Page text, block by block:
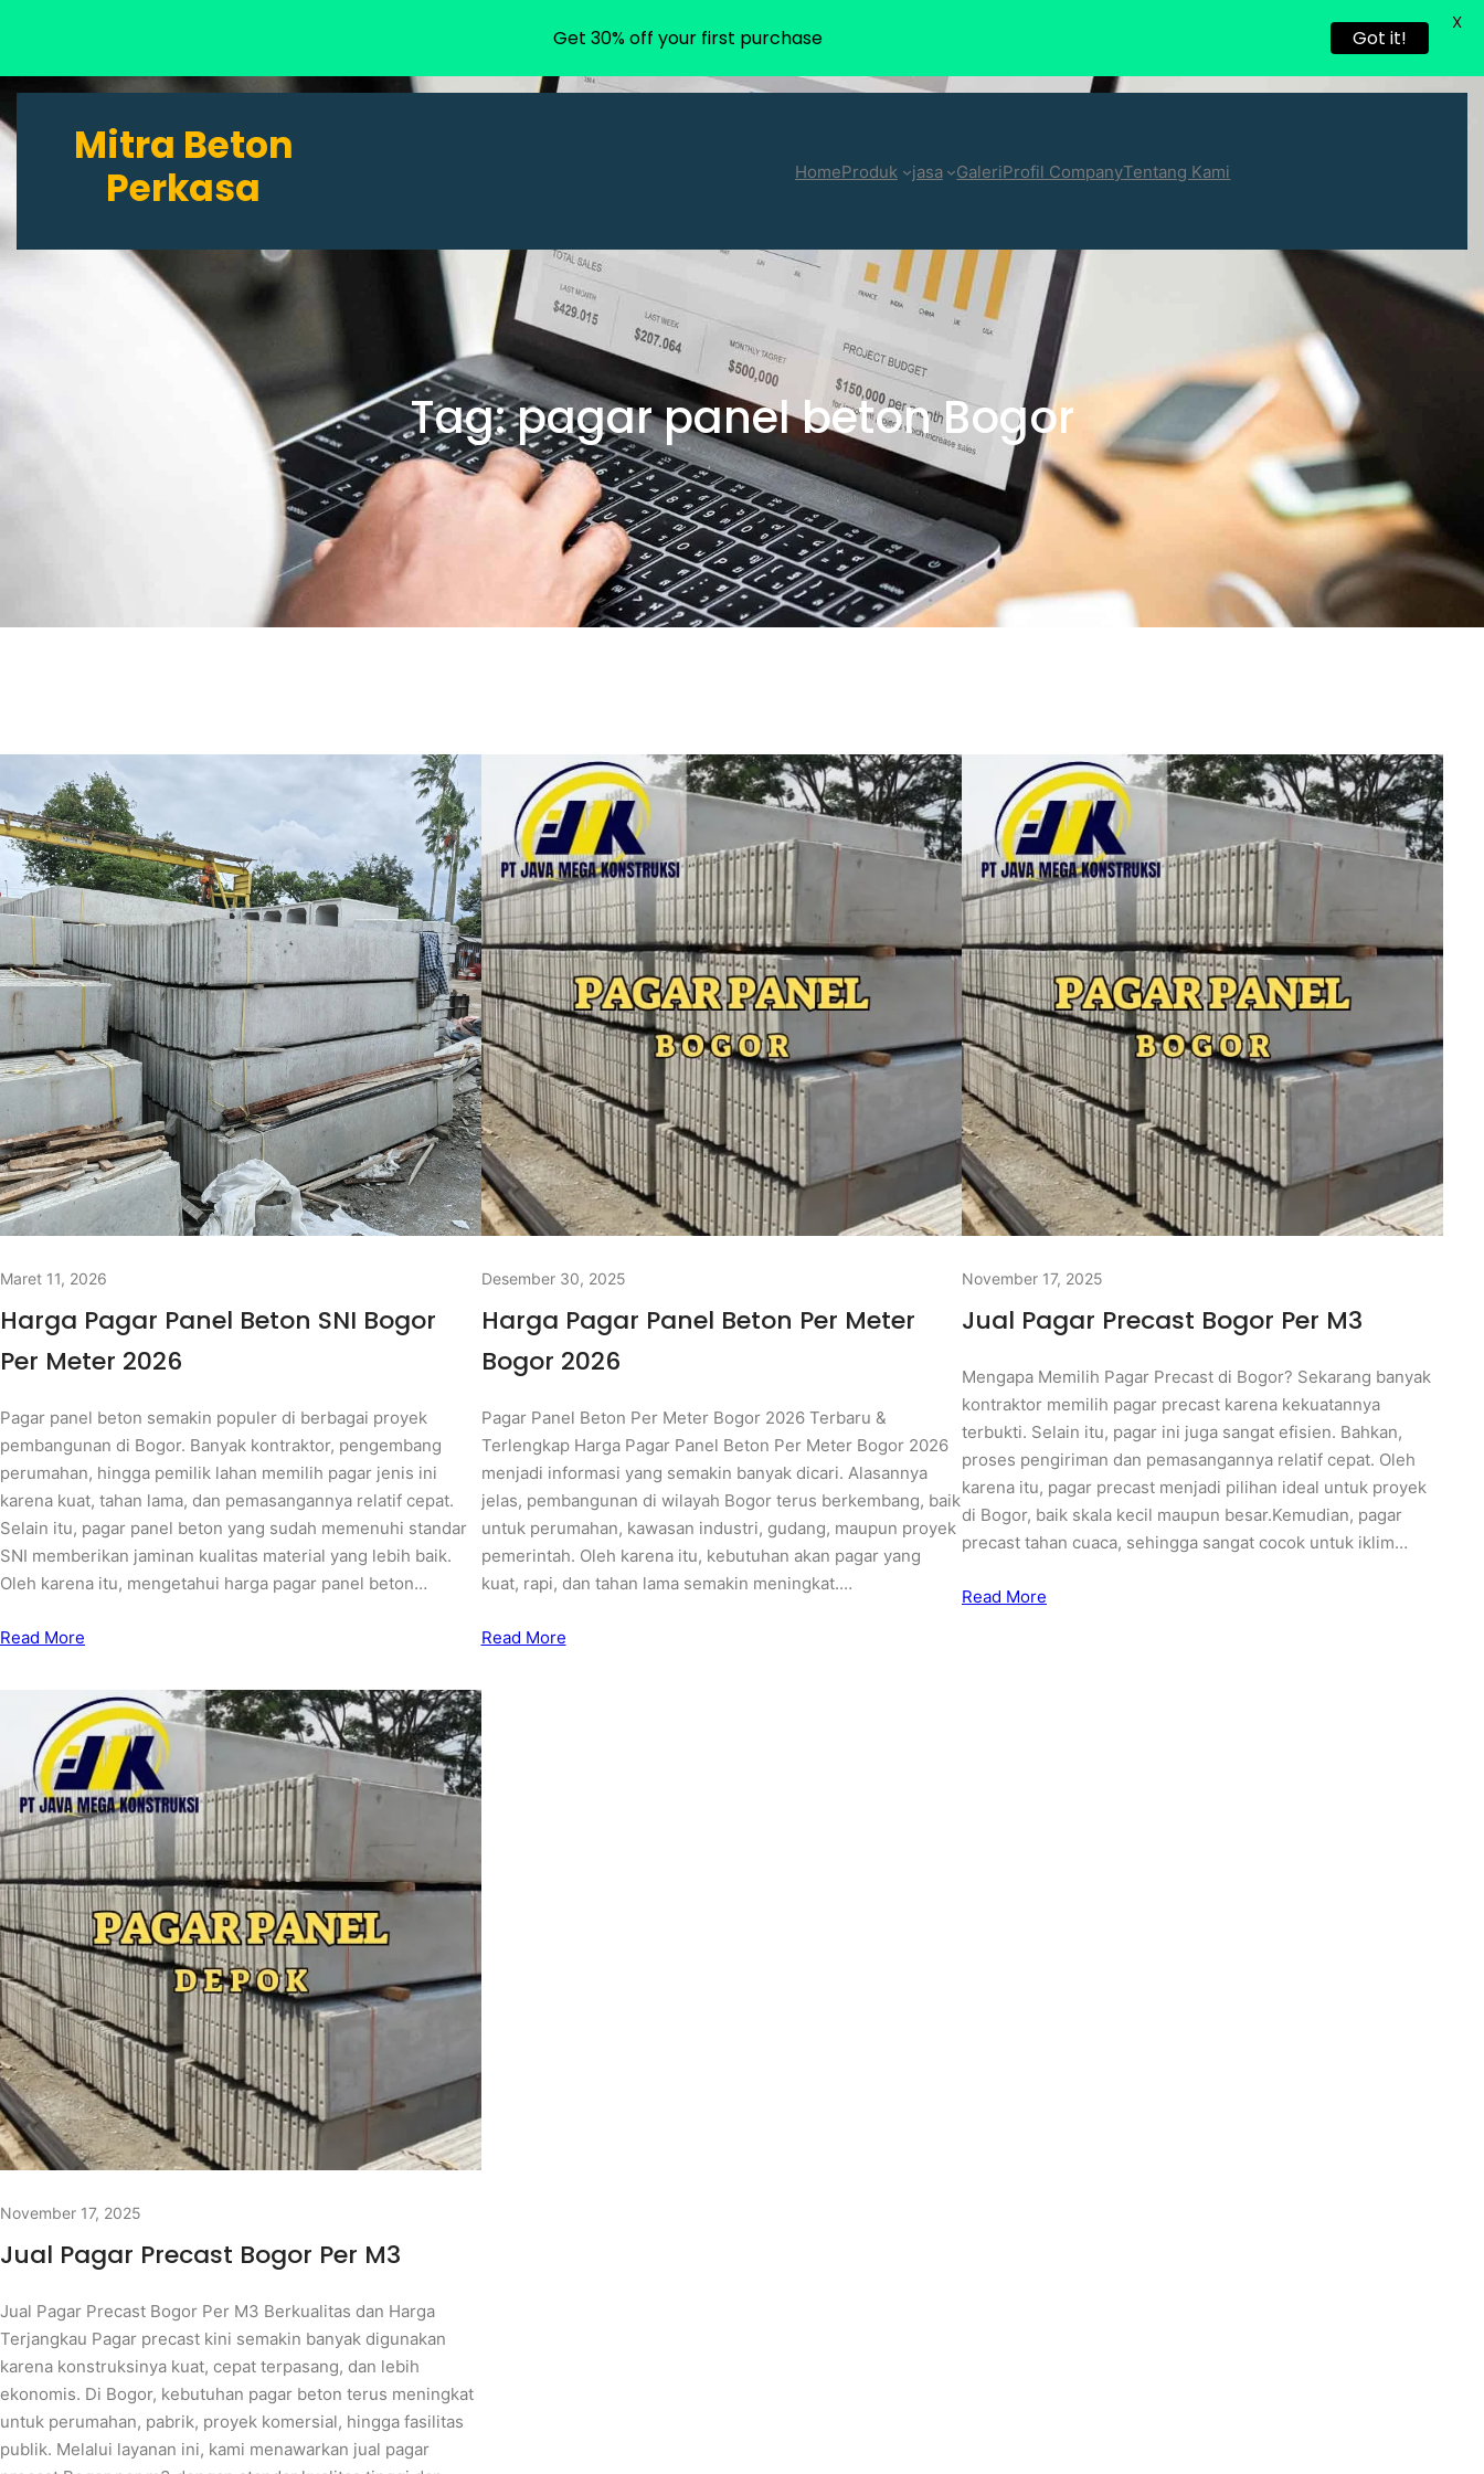
Lewati
ke
konten
Mitra Beton
Perkasa
HomeProduk jasa GaleriProfil CompanyTentang Kami
Tag:pagar panel beton Bogor
Maret 11, 2026
Harga Pagar Panel Beton SNI Bogor
Per Meter 2026
Pagar panel beton semakin populer di berbagai proyek
pembangunan di Bogor. Banyak kontraktor, pengembang
perumahan, hingga pemilik lahan memilih pagar jenis ini
karena kuat, tahan lama, dan pemasangannya relatif cepat.
Selain itu, pagar panel beton yang sudah memenuhi standar
SNI memberikan jaminan kualitas material yang lebih baik.
Oleh karena itu, mengetahui harga pagar panel beton…
Read More
Desember 30, 2025
Harga Pagar Panel Beton Per Meter
Bogor 2026
Pagar Panel Beton Per Meter Bogor 2026 Terbaru &
Terlengkap Harga Pagar Panel Beton Per Meter Bogor 2026
menjadi informasi yang semakin banyak dicari. Alasannya
jelas, pembangunan di wilayah Bogor terus berkembang, baik
untuk perumahan, kawasan industri, gudang, maupun proyek
pemerintah. Oleh karena itu, kebutuhan akan pagar yang
kuat, rapi, dan tahan lama semakin meningkat.…
Read More
November 17, 2025
Jual Pagar Precast Bogor Per M3
Mengapa Memilih Pagar Precast di Bogor? Sekarang banyak
kontraktor memilih pagar precast karena kekuatannya
terbukti. Selain itu, pagar ini juga sangat efisien. Bahkan,
proses pengiriman dan pemasangannya relatif cepat. Oleh
karena itu, pagar precast menjadi pilihan ideal untuk proyek
di Bogor, baik skala kecil maupun besar.Kemudian, pagar
precast tahan cuaca, sehingga sangat cocok untuk iklim…
Read More
November 17, 2025
Jual Pagar Precast Bogor Per M3
Jual Pagar Precast Bogor Per M3 Berkualitas dan Harga
Terjangkau Pagar precast kini semakin banyak digunakan
karena konstruksinya kuat, cepat terpasang, dan lebih
ekonomis. Di Bogor, kebutuhan pagar beton terus meningkat
untuk perumahan, pabrik, proyek komersial, hingga fasilitas
publik. Melalui layanan ini, kami menawarkan jual pagar
Get 30% off your first purchase Got it!
X